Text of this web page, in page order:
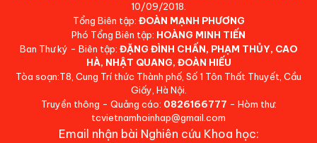
10/09/2018.
Tổng Biên tập: ĐOÀN MẠNH PHƯƠNG
Phó Tổng Biên tập: HOÀNG MINH TIẾN
Ban Thư ký - Biên tập: ĐẶNG ĐÌNH CHẤN, PHẠM THỦY, CAO
HÀ, NHẬT QUANG, ĐOÀN HIẾU
Tòa soạn:T8, Cung Trí thức Thành phố, Số 1 Tôn Thất Thuyết, Cầu
Giấy, Hà Nội.
Truyền thông - Quảng cáo: 0826166777 - Hòm thư:
tcvietnamhoinhap@gmail.com
Email nhận bài Nghiên cứu Khoa học: